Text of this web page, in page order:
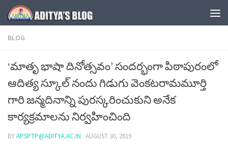
Skip to content
BLOG
‘మాతృ భాషా దినోత్సవం’ సందర్భంగా పిఠాపురంలో
ఆదిత్య స్కూల్ నందు గిడుగు వెంకటరామమూర్తి
గారి జన్మదినాన్ని పురస్కరించుకుని అనేక
కార్యక్రమాలను నిర్వహించింది
BYAPSPTP@ADITYA.AC.IN · AUGUST 30, 2019